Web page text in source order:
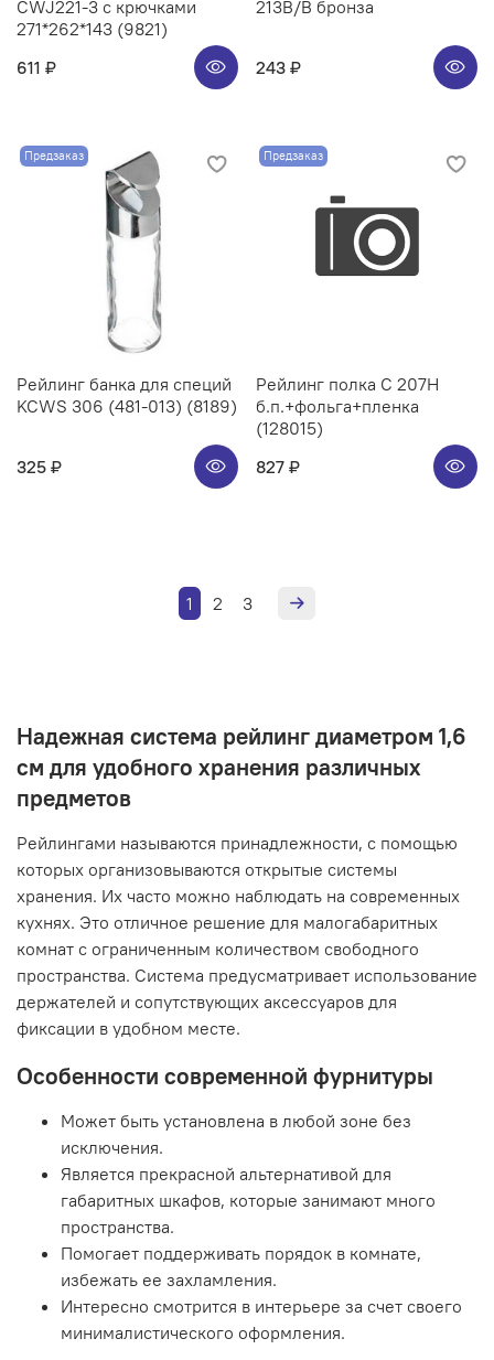
CWJ221-3 с крючками
271*262*143 (9821)
611 ₽
213B/B бронза
243 ₽
Предзаказ
Рейлинг банка для специй
KCWS 306 (481-013) (8189)
325 ₽
Предзаказ
Рейлинг полка C 207H
б.п.+фольга+пленка
(128015)
827 ₽
1 2 3
Надежная система рейлинг диаметром 1,6
см для удобного хранения различных
предметов
Рейлингами называются принадлежности, с помощью
которых организовываются открытые системы
хранения. Их часто можно наблюдать на современных
кухнях. Это отличное решение для малогабаритных
комнат с ограниченным количеством свободного
пространства. Система предусматривает использование
держателей и сопутствующих аксессуаров для
фиксации в удобном месте.
Особенности современной фурнитуры
Может быть установлена в любой зоне без
исключения.
Является прекрасной альтернативой для
габаритных шкафов, которые занимают много
пространства.
Помогает поддерживать порядок в комнате,
избежать ее захламления.
Интересно смотрится в интерьере за счет своего
минималистического оформления.